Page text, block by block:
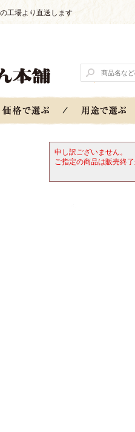
工場より直送します
申し訳ございません。
ご指定の商品は販売終